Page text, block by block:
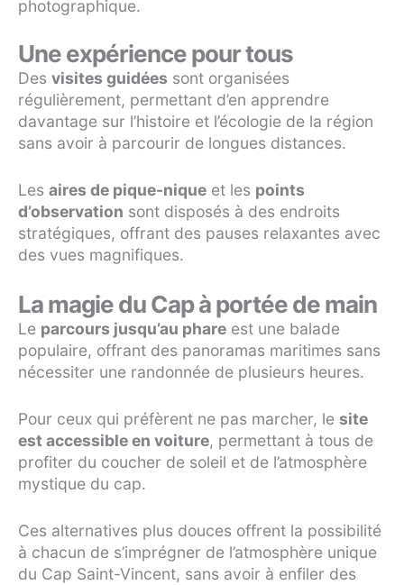
photographique.
Une expérience pour tous
Des visites guidées sont organisées
régulièrement, permettant d’en apprendre
davantage sur l’histoire et l’écologie de la région
sans avoir à parcourir de longues distances.
Les aires de pique-nique et les points
d’observation sont disposés à des endroits
stratégiques, offrant des pauses relaxantes avec
des vues magnifiques.
La magie du Cap à portée de main
Le parcours jusqu’au phare est une balade
populaire, offrant des panoramas maritimes sans
nécessiter une randonnée de plusieurs heures.
Pour ceux qui préfèrent ne pas marcher, le site
est accessible en voiture, permettant à tous de
profiter du coucher de soleil et de l’atmosphère
mystique du cap.
Ces alternatives plus douces offrent la possibilité
à chacun de s’imprégner de l’atmosphère unique
du Cap Saint-Vincent, sans avoir à enfiler des